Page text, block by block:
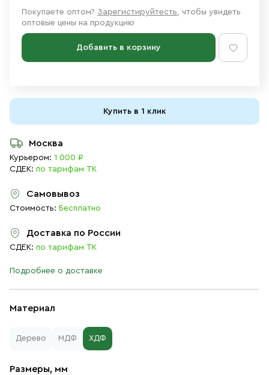
Материал
Дерево МДФ ХДФ
Размеры, мм
Покупаете оптом? Зарегистируйтесть, чтобы увидеть
оптовые цены на продукцию
Добавить в корзину
Купить в 1 клик
Москва
Курьером: 1 000 ₽
СДЕК: по тарифам ТК
Самовывоз
Стоимость: Бесплатно
Доставка по России
СДЕК: по тарифам ТК
Подробнее о доставке